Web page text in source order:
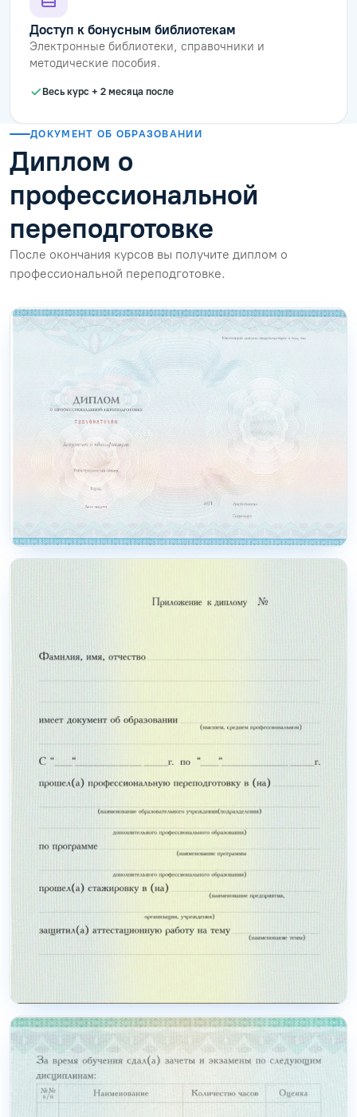
Доступ к бонусным библиотекам
Электронные библиотеки, справочники и
методические пособия.
Весь курс + 2 месяца после
ДОКУМЕНТ ОБ ОБРАЗОВАНИИ
Диплом о
профессиональной
переподготовке
После окончания курсов вы получите диплом о
профессиональной переподготовке.